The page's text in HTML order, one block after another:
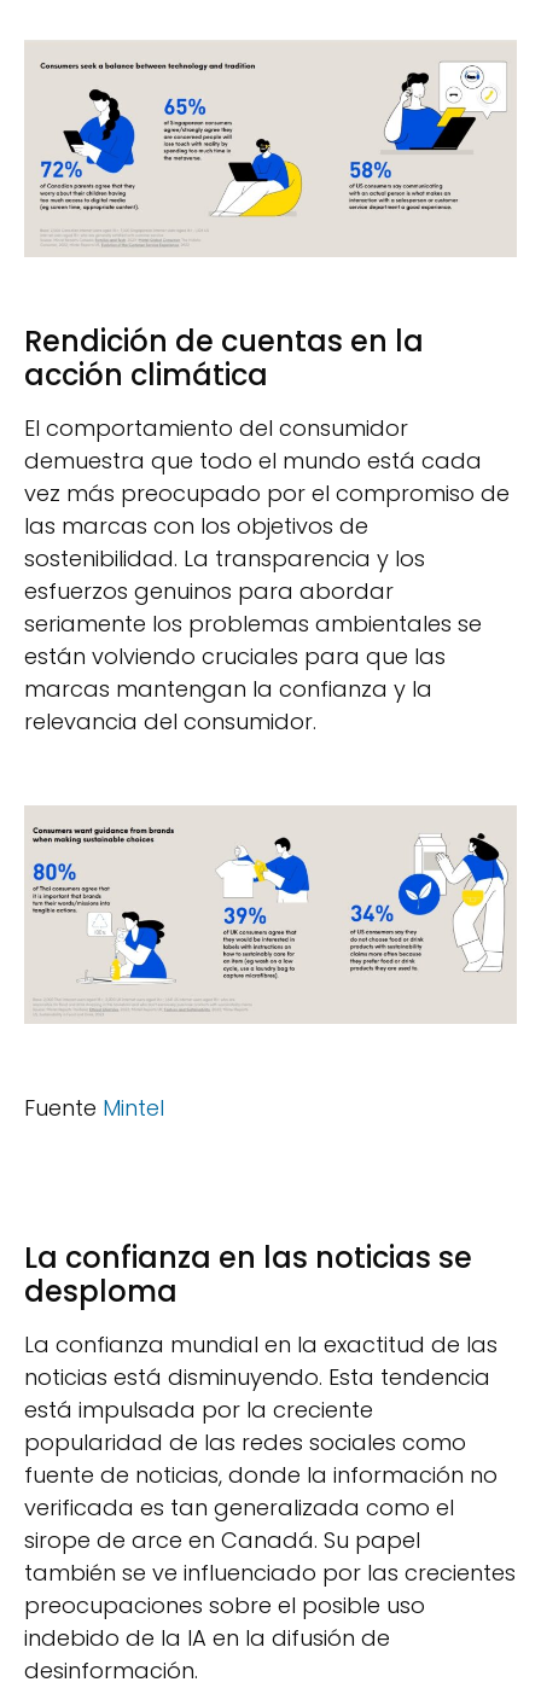
Rendición de cuentas en la
acción climática
El comportamiento del consumidor
demuestra que todo el mundo está cada
vez más preocupado por el compromiso de
las marcas con los objetivos de
sostenibilidad. La transparencia y los
esfuerzos genuinos para abordar
seriamente los problemas ambientales se
están volviendo cruciales para que las
marcas mantengan la confianza y la
relevancia del consumidor.
Fuente Mintel
La confianza en las noticias se
desploma
La confianza mundial en la exactitud de las
noticias está disminuyendo. Esta tendencia
está impulsada por la creciente
popularidad de las redes sociales como
fuente de noticias, donde la información no
verificada es tan generalizada como el
sirope de arce en Canadá. Su papel
también se ve influenciado por las crecientes
preocupaciones sobre el posible uso
indebido de la IA en la difusión de
desinformación.